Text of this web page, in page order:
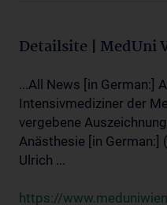
Detailsite | MedUni
...All News [in German:]
Intensivmediziner der
vergebene
Anästhesie [in German:]
Ulrich ...
https://